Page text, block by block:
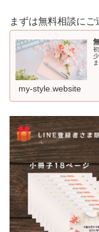
まずは無料相談にご
my-style.website